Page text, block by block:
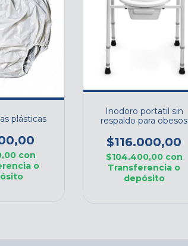
plásticas
con
o
Inodoro portatil sin
respaldo para obesos
$116.000,00
$104.400,00 con
Transferencia o
depósito